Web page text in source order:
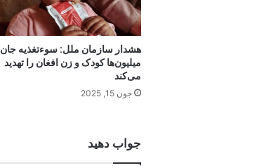
هشدار سازمان ملل: سوءتغذیه جان
میلیون‌ها کودک و زن افغان را تهدید
می‌کند
جون 15, 2025
جواب دهید